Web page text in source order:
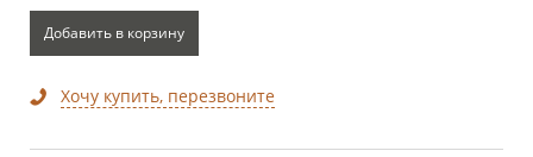
Добавить в корзину
Хочу купить, перезвоните